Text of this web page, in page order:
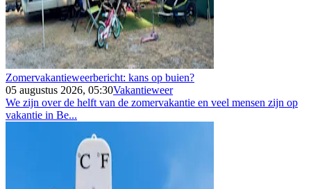
Zomervakantieweerbericht: kans op buien?
05 augustus 2026, 05:30Vakantieweer
We zijn over de helft van de zomervakantie en veel mensen zijn op
vakantie in Be...